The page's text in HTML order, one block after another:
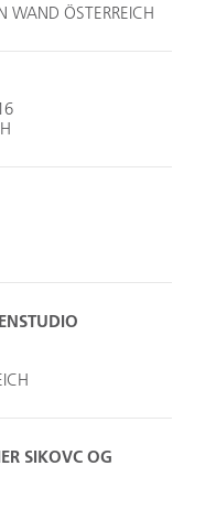
WAND ÖSTERREICH
SIKOVC OG